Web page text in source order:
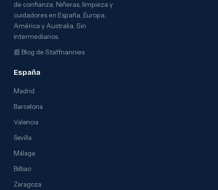
de confianza. Niñeras, limpieza y
cuidadores en España, Europa,
América y Australia. Sin
intermediarios.
📰 Blog de Staffnannies
España
Madrid
Barcelona
Valencia
Sevilla
Málaga
Bilbao
Zaragoza